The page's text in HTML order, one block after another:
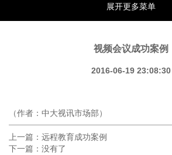
展开更多菜单
视频会议成功案例
2016-06-19 23:08:30
（作者：中大视讯市场部）
上一篇： 远程教育成功案例
下一篇： 没有了